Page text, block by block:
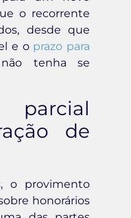
o recorrente
desde que
e o prazo para
tenha se
parcial
de
o provimento
honorários